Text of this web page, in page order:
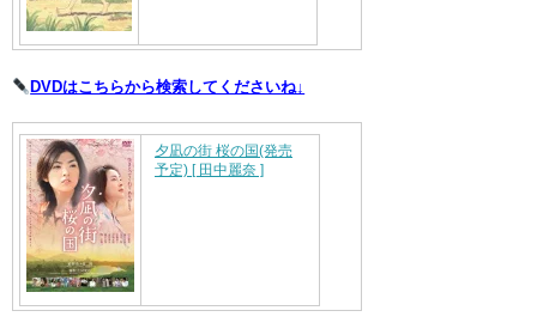
DVDはこちらから検索してくださいね↓
夕凪の街 桜の国(発売
予定) [ 田中麗奈 ]